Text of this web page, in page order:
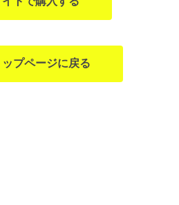
プページに戻る